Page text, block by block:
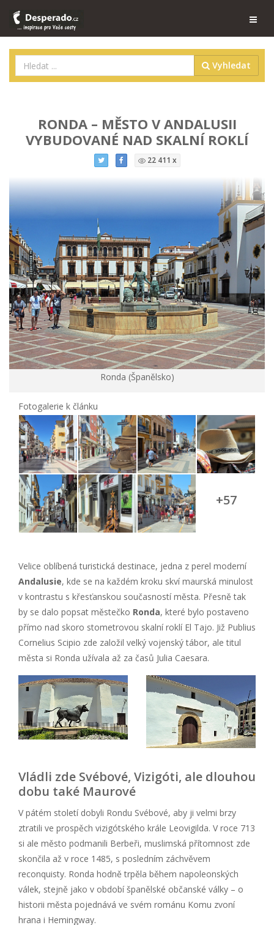
Vyhledat
RONDA – MĚSTO V ANDALUSII
VYBUDOVANÉ NAD SKALNÍ ROKLÍ
22 411 x
Ronda (Španělsko)
Fotogalerie k článku
+57
Velice oblíbená turistická destinace, jedna z perel moderní
Andalusie, kde se na každém kroku skví maurská minulost
v kontrastu s křesťanskou současností města. Přesně tak
by se dalo popsat městečko Ronda, které bylo postaveno
přímo nad skoro stometrovou skalní roklí El Tajo. Již Publius
Cornelius Scipio zde založil velký vojenský tábor, ale titul
města si Ronda užívala až za časů Julia Caesara.
Vládli zde Svébové, Vizigóti, ale dlouhou
dobu také Maurové
V pátém století dobyli Rondu Svébové, aby ji velmi brzy
ztratili ve prospěch vizigótského krále Leovigilda. V roce 713
si ale město podmanili Berbeři, muslimská přítomnost zde
skončila až v roce 1485, s posledním záchvěvem
reconquisty. Ronda hodně trpěla během napoleonských
válek, stejně jako v období španělské občanské války – o
historii města pojednává ve svém románu Komu zvoní
hrana i Hemingway.